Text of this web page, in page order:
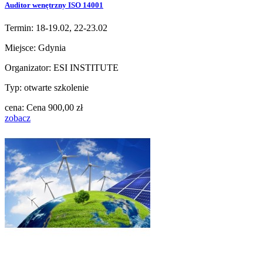
Auditor wenętrzny ISO 14001
Termin: 18-19.02, 22-23.02
Miejsce: Gdynia
Organizator: ESI INSTITUTE
Typ: otwarte szkolenie
cena: Cena 900,00 zł
zobacz